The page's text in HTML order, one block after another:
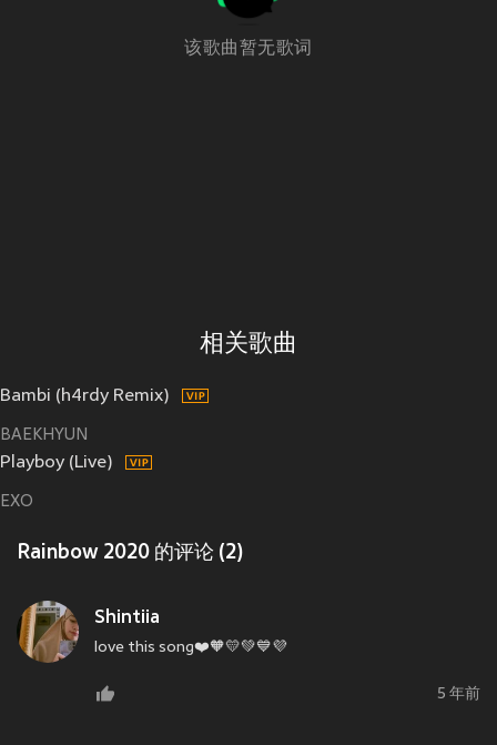
该歌曲暂无歌词
相关歌曲
Bambi (h4rdy Remix)
BAEKHYUN
Playboy (Live)
EXO
Rainbow 2020 的评论 (2)
Shintiia
love this song❤️🧡💛💚💙💜
5 年前